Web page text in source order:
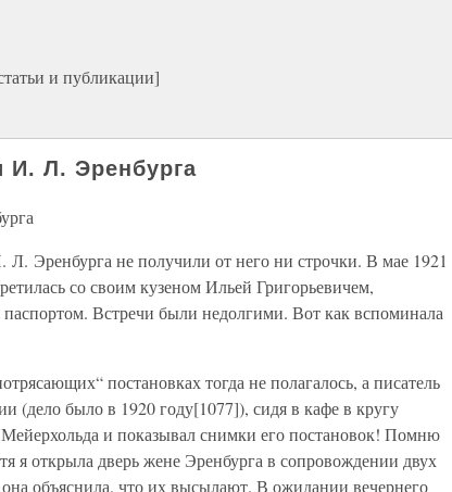
и публикации]
И. Л. Эренбурга
Л. Эренбурга не получили от него ни строчки. В мае 1921
со своим кузеном Ильей Григорьевичем,
Встречи были недолгими. Вот как вспоминала
постановках тогда не полагалось, а писатель
(дело было в 1920 году[1077]), сидя в кафе в кругу
Мейерхольда и показывал снимки его постановок! Помню
я открыла дверь жене Эренбурга в сопровождении двух
объяснила, что их высылают. В ожидании вечернего